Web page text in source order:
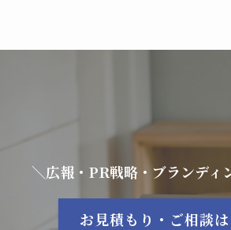
＼広報・PR戦略・ブランディ
お見積もり・ご相談